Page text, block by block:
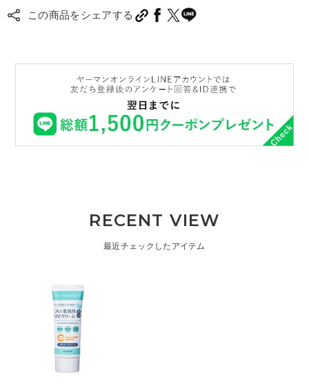
この商品をシェアする
RECENT VIEW
最近チェックしたアイテム